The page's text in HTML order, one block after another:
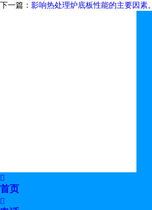
下一篇： 影响热处理炉底板性能的主要因素。

首页
